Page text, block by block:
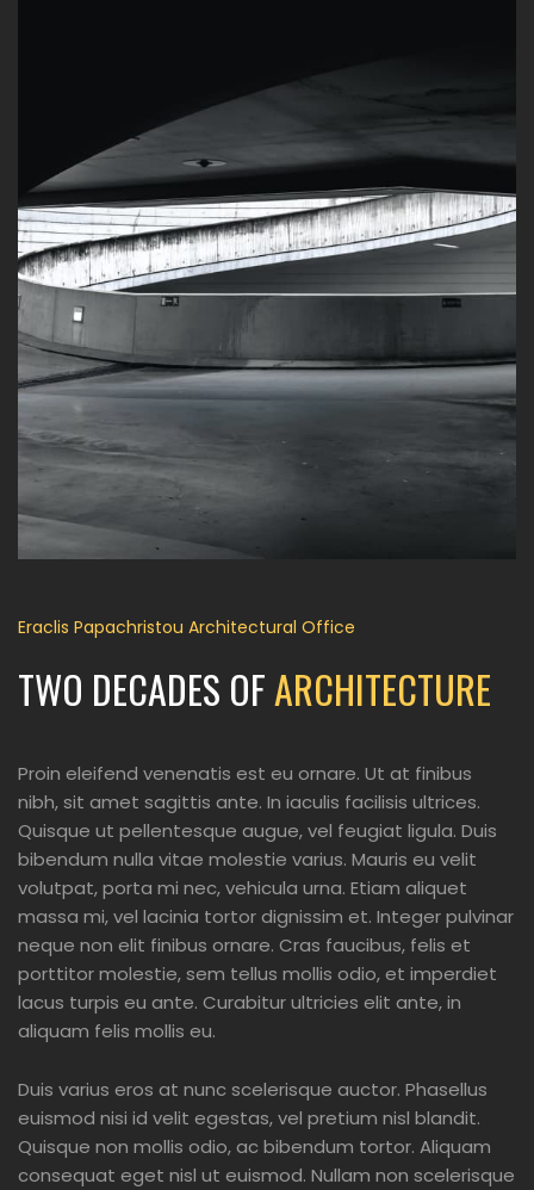
Eraclis Papachristou Architectural Office
TWO DECADES OFARCHITECTURE
Proin eleifend venenatis est eu ornare. Ut at finibus
nibh, sit amet sagittis ante. In iaculis facilisis ultrices.
Quisque ut pellentesque augue, vel feugiat ligula. Duis
bibendum nulla vitae molestie varius. Mauris eu velit
volutpat, porta mi nec, vehicula urna. Etiam aliquet
massa mi, vel lacinia tortor dignissim et. Integer pulvinar
neque non elit finibus ornare. Cras faucibus, felis et
porttitor molestie, sem tellus mollis odio, et imperdiet
lacus turpis eu ante. Curabitur ultricies elit ante, in
aliquam felis mollis eu.
Duis varius eros at nunc scelerisque auctor. Phasellus
euismod nisi id velit egestas, vel pretium nisl blandit.
Quisque non mollis odio, ac bibendum tortor. Aliquam
consequat eget nisl ut euismod. Nullam non scelerisque